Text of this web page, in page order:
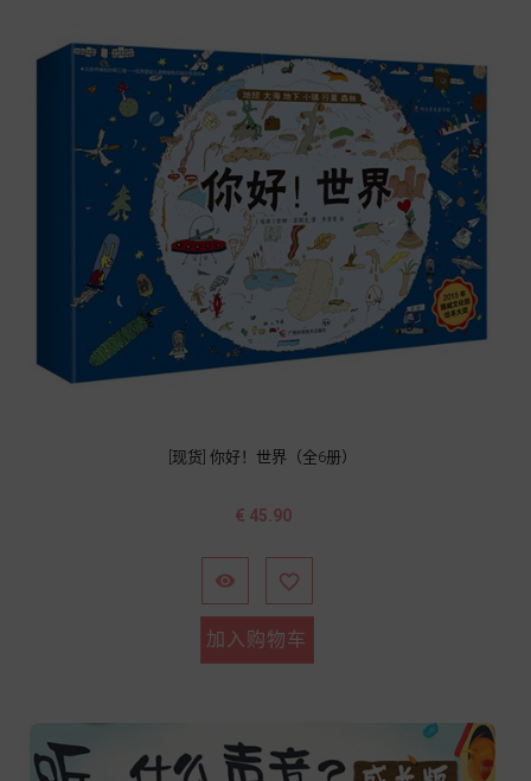
[现货] 你好！世界（全6册）
价
€ 45.90
 
加入购物车